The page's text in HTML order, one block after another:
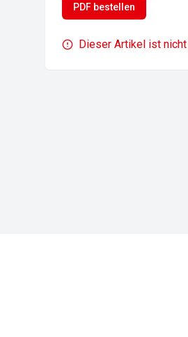
PDF bestellen
Dieser Artikel ist